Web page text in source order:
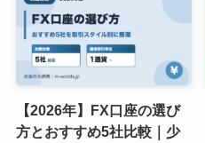
【2026年】FX口座の選び
方とおすすめ5社比較｜少